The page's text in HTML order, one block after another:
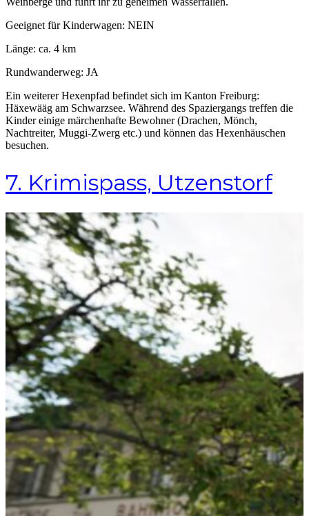
Geeignet für Kinderwagen: NEIN
Länge: ca. 4 km
Rundwanderweg: JA
Ein weiterer Hexenpfad befindet sich im Kanton Freiburg:
Häxewääg am Schwarzsee. Während des Spaziergangs treffen die
Kinder einige märchenhafte Bewohner (Drachen, Mönch,
Nachtreiter, Muggi-Zwerg etc.) und können das Hexenhäuschen
besuchen.
7. Krimispass, Utzenstorf